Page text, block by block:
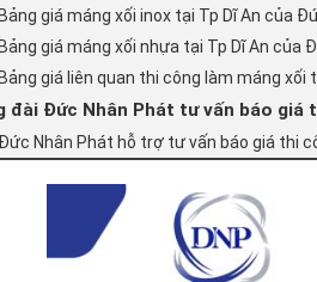
Bảng giá máng xối inox tại Tp Dĩ An của
Bảng giá máng xối nhựa tại Tp Dĩ An của
Bảng giá liên quan thi công làm máng
đài Đức Nhân Phát tư vấn báo giá
Đức Nhân Phát hỗ trợ tư vấn báo giá thi